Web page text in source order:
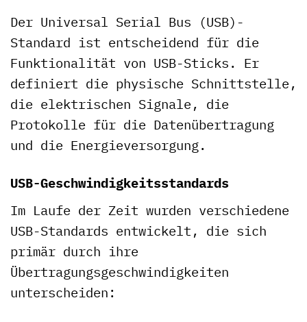
Der Universal Serial Bus (USB)-
Standard ist entscheidend für die
Funktionalität von USB-Sticks. Er
definiert die physische Schnittstelle,
die elektrischen Signale, die
Protokolle für die Datenübertragung
und die Energieversorgung.
USB-Geschwindigkeitsstandards
Im Laufe der Zeit wurden verschiedene
USB-Standards entwickelt, die sich
primär durch ihre
Übertragungsgeschwindigkeiten
unterscheiden: